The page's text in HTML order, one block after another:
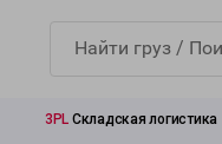
3PL Складская логистика